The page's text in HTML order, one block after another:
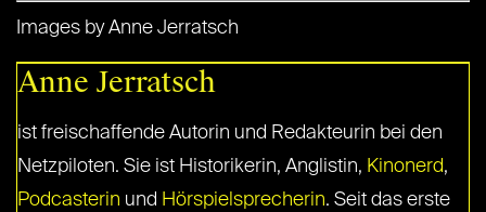
Images by Anne Jerratsch
Anne Jerratsch
ist freischaffende Autorin und Redakteurin bei den
Netzpiloten. Sie ist Historikerin, Anglistin, Kinonerd,
Podcasterin und Hörspielsprecherin. Seit das erste